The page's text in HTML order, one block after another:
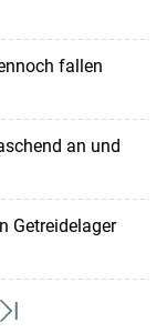
fallen
an und
Getreidelager
zum